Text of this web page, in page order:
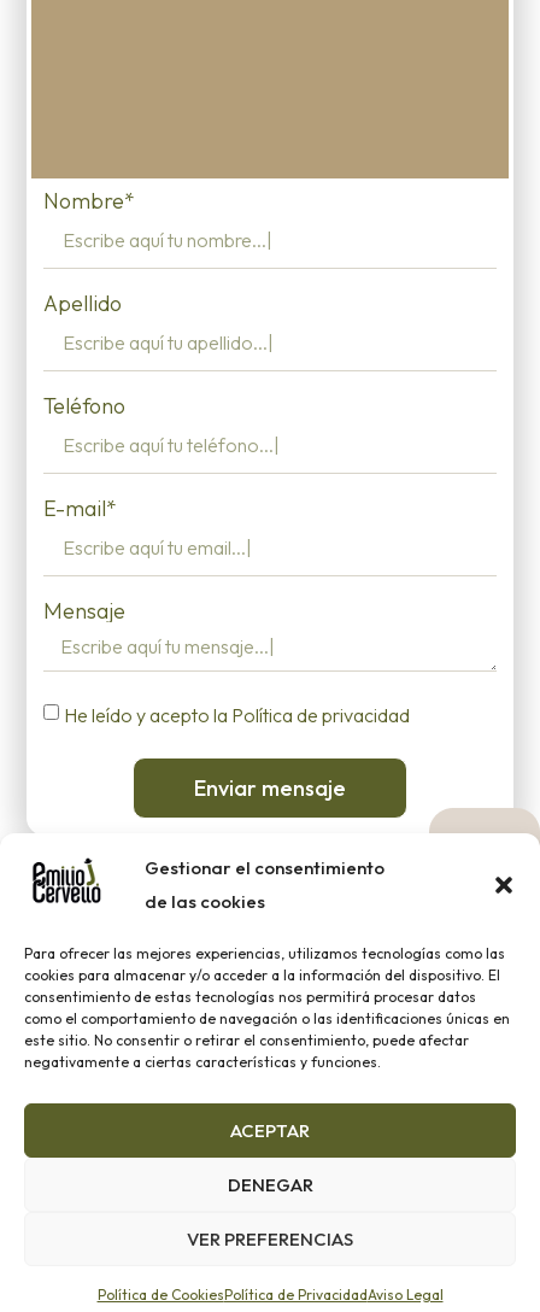
Gestionar el consentimiento
de las cookies
Para ofrecer las mejores experiencias, utilizamos tecnologías como las
cookies para almacenar y/o acceder a la información del dispositivo. El
consentimiento de estas tecnologías nos permitirá procesar datos
como el comportamiento de navegación o las identificaciones únicas en
este sitio. No consentir o retirar el consentimiento, puede afectar
negativamente a ciertas características y funciones.
ACEPTAR
DENEGAR
VER PREFERENCIAS
Política de CookiesPolítica de PrivacidadAviso Legal
Nombre*
Apellido
Teléfono
E-mail*
Mensaje
He leído y acepto la Política de privacidad
Enviar mensaje
2023 ® EMILIO J. CERVELLÓ |Aviso legal|Política de
cookies
Política de Privacidad
ENCUÉNTRANOS EN
RRSS
Financiado por el Programa Kit Digital. Plan de Recuperación,
Transformación y Resiliencia de España «Next Generation EU»